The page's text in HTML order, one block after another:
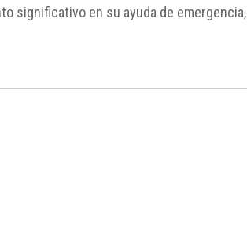
significativo en su ayuda de emergencia,